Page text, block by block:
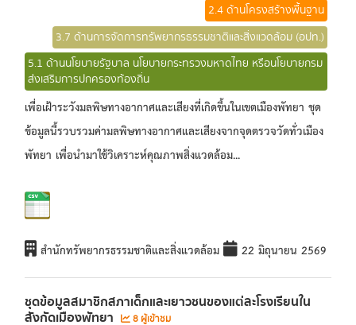
2.4 ด้านโครงสร้างพื้นฐาน
3.7 ด้านการจัดการทรัพยากรธรรมชาติและสิ่งแวดล้อม (อปท.)
5.1 ด้านนโยบายรัฐบาล นโยบายกระทรวงมหาดไทย หรือนโยบายกรม
ส่งเสริมการปกครองท้องถิ่น
เพื่อเฝ้าระวังมลพิษทางอากาศและเสียงที่เกิดขึ้นในเขตเมืองพัทยา ชุด
ข้อมูลนี้รวบรวมค่ามลพิษทางอากาศและเสียงจากจุดตรวจวัดทั่วเมือง
พัทยา เพื่อนำมาใช้วิเคราะห์คุณภาพสิ่งแวดล้อม...
สำนักทรัพยากรธรรมชาติและสิ่งแวดล้อม 22 มิถุนายน 2569
ชุดข้อมูลสมาชิกสภาเด็กและเยาวชนของแต่ละโรงเรียนใน
สังกัดเมืองพัทยา 8 ผู้เข้าชม